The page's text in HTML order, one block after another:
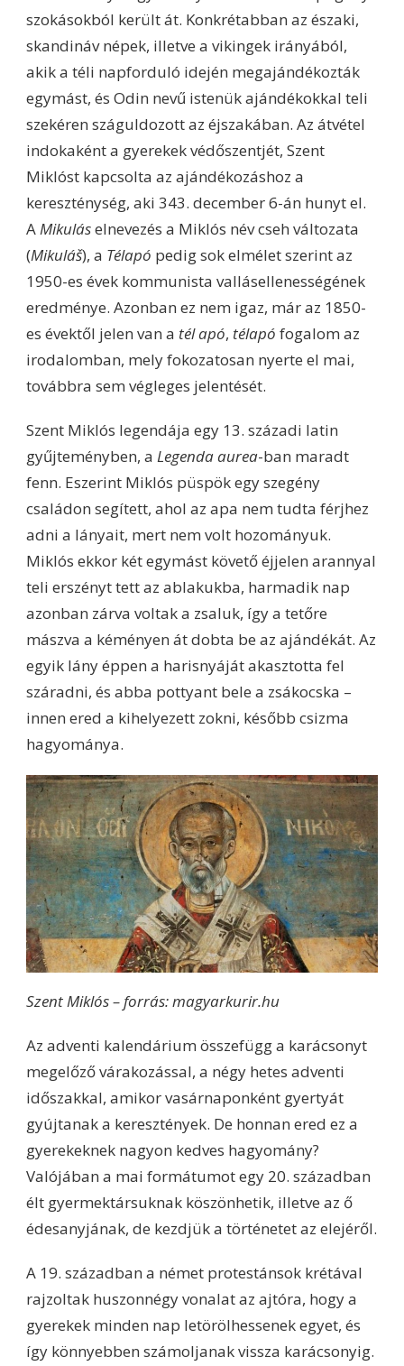
szokásokból került át. Konkrétabban az északi,
skandináv népek, illetve a vikingek irányából,
akik a téli napforduló idején megajándékozták
egymást, és Odin nevű istenük ajándékokkal teli
szekéren száguldozott az éjszakában. Az átvétel
indokaként a gyerekek védőszentjét, Szent
Miklóst kapcsolta az ajándékozáshoz a
kereszténység, aki 343. december 6-án hunyt el.
AMikuláselnevezés a Miklós név cseh változata
(Mikuláš), a Télapó pedig sok elmélet szerint az
1950-es évek kommunista vallásellenességének
eredménye. Azonban ez nem igaz, már az 1850-
es évektől jelen van a tél apó, télapó fogalom az
irodalomban, mely fokozatosan nyerte el mai,
továbbra sem végleges jelentését.
Szent Miklós legendája egy 13. századi latin
gyűjteményben, a Legenda aurea-ban maradt
fenn. Eszerint Miklós püspök egy szegény
családon segített, ahol az apa nem tudta férjhez
adni a lányait, mert nem volt hozományuk.
Miklós ekkor két egymást követő éjjelen arannyal
teli erszényt tett az ablakukba, harmadik nap
azonban zárva voltak a zsaluk, így a tetőre
mászva a kéményen át dobta be az ajándékát. Az
egyik lány éppen a harisnyáját akasztotta fel
száradni, és abba pottyant bele a zsákocska –
innen ered a kihelyezett zokni, később csizma
hagyománya.
Szent Miklós – forrás: magyarkurir.hu
Az adventi kalendárium összefügg a karácsonyt
megelőző várakozással, a négy hetes adventi
időszakkal, amikor vasárnaponként gyertyát
gyújtanak a keresztények. De honnan ered ez a
gyerekeknek nagyon kedves hagyomány?
Valójában a mai formátumot egy 20. században
élt gyermektársuknak köszönhetik, illetve az ő
édesanyjának, de kezdjük a történetet az elejéről.
A 19. században a német protestánsok krétával
rajzoltak huszonnégy vonalat az ajtóra, hogy a
gyerekek minden nap letörölhessenek egyet, és
így könnyebben számoljanak vissza karácsonyig.